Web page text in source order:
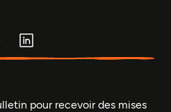
pour recevoir des mises